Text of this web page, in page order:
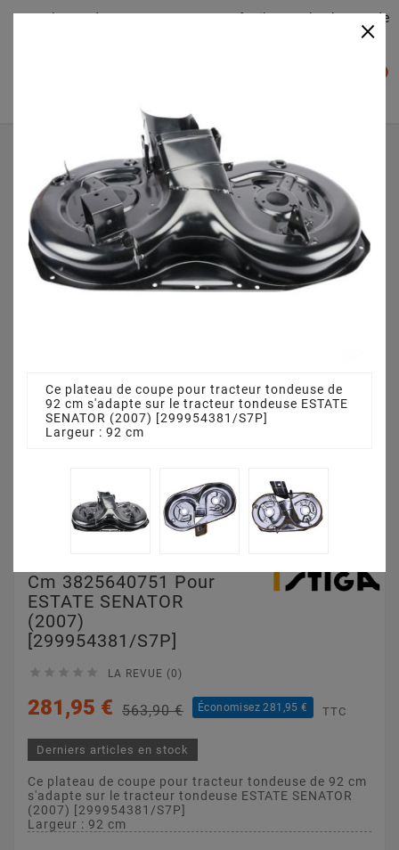
Plateaudecoupe.com : Trouver facilement le plateau de
Accueil
Plateau de coupe
Plateau de coupe 92 cm 3825640751 pour ESTATE
SENATOR (2007) [299954381/S7P]
Cm 3825640751 Pour
ESTATE SENATOR
(2007)
[299954381/S7P]
     LA REVUE (0)
281,95 € 563,90 € Économisez 281,95 € TTC
Derniers articles en stock
Ce plateau de coupe pour tracteur tondeuse de 92 cm
s'adapte sur le tracteur tondeuse ESTATE SENATOR
(2007) [299954381/S7P]
Largeur : 92 cm
×
Ce plateau de coupe pour tracteur tondeuse de
92 cm s'adapte sur le tracteur tondeuse ESTATE
SENATOR (2007) [299954381/S7P]
Largeur : 92 cm